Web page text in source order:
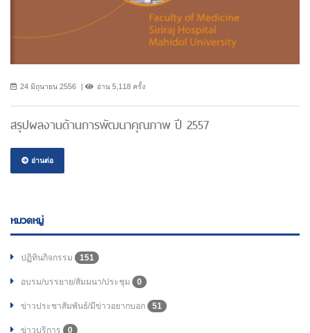
24 มิถุนายน 2556 อ่าน 5,118 ครั้ง
สรุปผลงานด้านการพัฒนาคุณภาพ ปี 2557
อ่านต่อ
หมวดหมู่
ปฏิทินกิจกรรม 151
อบรม/บรรยาย/สัมมนา/ประชุม 0
ข่าวประชาสัมพันธ์/มีข่าวอยากบอก 51
ข่าวบริการ 0